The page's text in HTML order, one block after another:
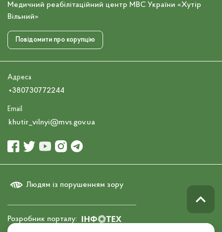
Медичний реабілітаційний центр МВС України «Хутір
Вільний»
Повідомити про корупцію
Адреса
+380730772244
Email
khutir_vilnyi@mvs.gov.ua
Людям із порушенням зору
Розробник порталу: